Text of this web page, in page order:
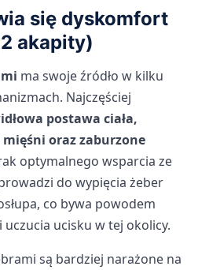
się dyskomfort
akapity)
ma swoje źródło w kilku
Najczęściej
postawa ciała,
oraz zaburzone
optymalnego wsparcia ze
do wypięcia żeber
co bywa powodem
ucisku w tej okolicy.
są bardziej narażone na